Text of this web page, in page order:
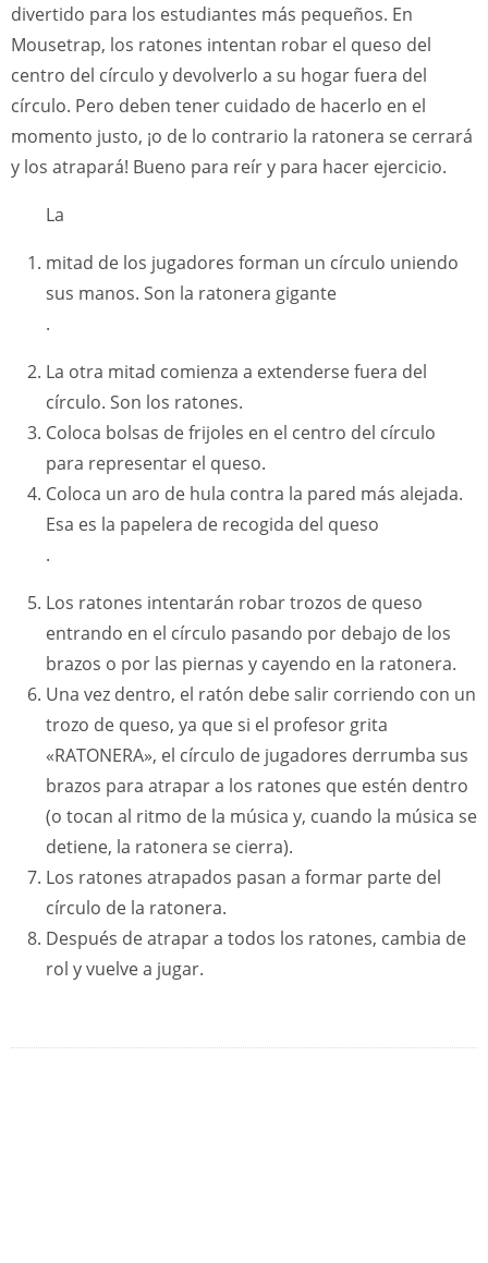
divertido para los estudiantes más pequeños. En
Mousetrap, los ratones intentan robar el queso del
centro del círculo y devolverlo a su hogar fuera del
círculo. Pero deben tener cuidado de hacerlo en el
momento justo, ¡o de lo contrario la ratonera se cerrará
y los atrapará! Bueno para reír y para hacer ejercicio.
La
mitad de los jugadores forman un círculo uniendo
sus manos. Son la ratonera gigante
.
La otra mitad comienza a extenderse fuera del
círculo. Son los ratones.
Coloca bolsas de frijoles en el centro del círculo
para representar el queso.
Coloca un aro de hula contra la pared más alejada.
Esa es la papelera de recogida del queso
.
Los ratones intentarán robar trozos de queso
entrando en el círculo pasando por debajo de los
brazos o por las piernas y cayendo en la ratonera.
Una vez dentro, el ratón debe salir corriendo con un
trozo de queso, ya que si el profesor grita
«RATONERA», el círculo de jugadores derrumba sus
brazos para atrapar a los ratones que estén dentro
(o tocan al ritmo de la música y, cuando la música se
detiene, la ratonera se cierra).
Los ratones atrapados pasan a formar parte del
círculo de la ratonera.
Después de atrapar a todos los ratones, cambia de
rol y vuelve a jugar.